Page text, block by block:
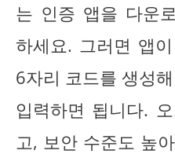
는 인증 앱을 다운
하세요. 그러면 앱
6자리 코드를 생성
입력하면 됩니다.
고, 보안 수준도 높